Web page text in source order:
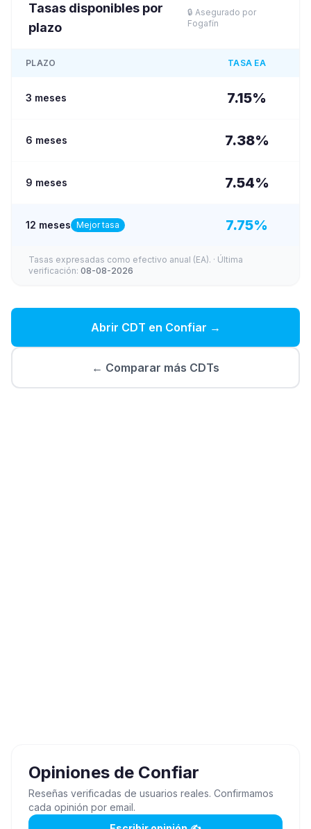
Tasas disponibles por
plazo
🔒 Asegurado por
Fogafín
PLAZO TASA EA
3 meses 7.15%
6 meses 7.38%
9 meses 7.54%
12 meses Mejor tasa 7.75%
Tasas expresadas como efectivo anual (EA). · Última
verificación: 08-08-2026
Abrir CDT en Confiar →
← Comparar más CDTs
Opiniones de Confiar
Reseñas verificadas de usuarios reales. Confirmamos
cada opinión por email.